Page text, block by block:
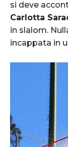
si deve
Carlotta
in slalom.
incappata in